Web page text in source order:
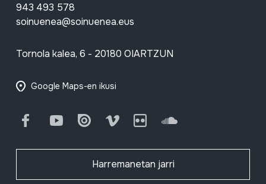
943 493 578
soinuenea@soinuenea.eus
Tornola kalea, 6 - 20180 OIARTZUN
Google Maps-en ikusi
FacebookYoutube Issuu Vimeo Flickr SoundCloud
Harremanetan jarri